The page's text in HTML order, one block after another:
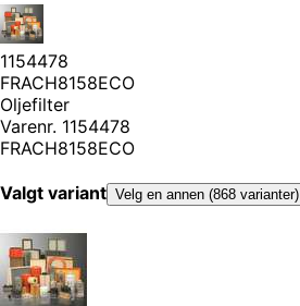
1154478
FRACH8158ECO
Oljefilter
Varenr. 1154478
FRACH8158ECO
Valgt variant Velg en annen (868 varianter)